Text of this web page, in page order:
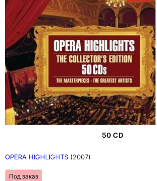
50 CD
OPERA HIGHLIGHTS (2007)
Под заказ